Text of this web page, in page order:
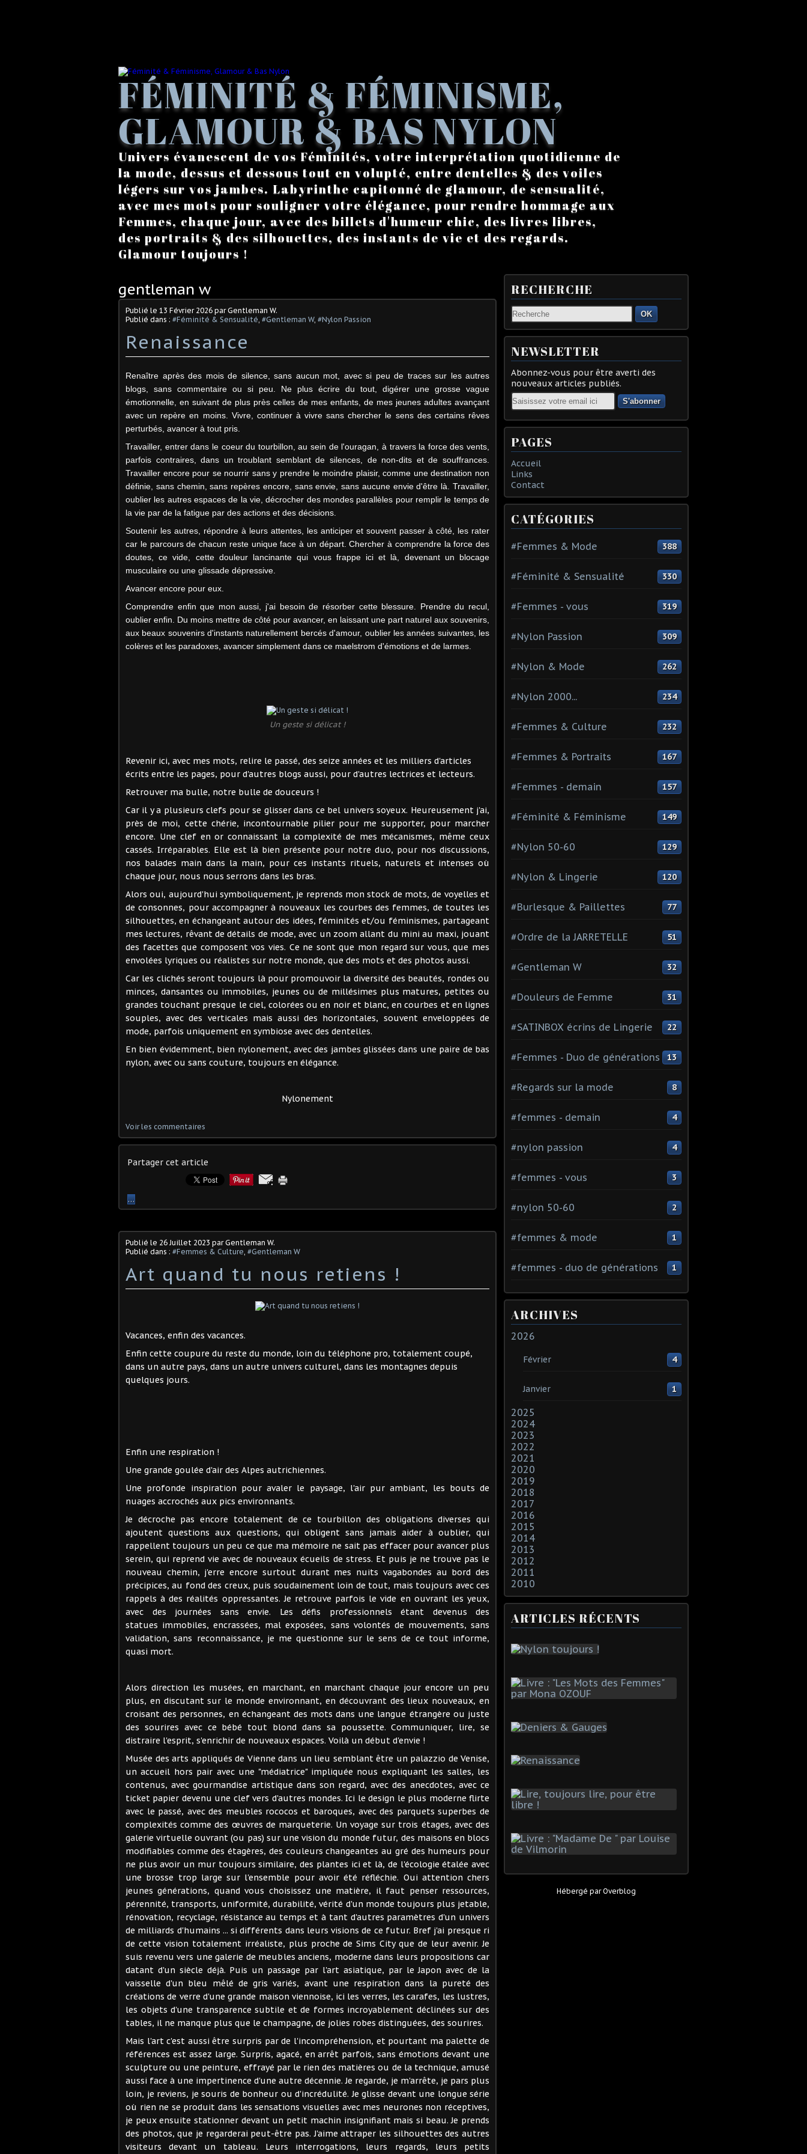
FÉMINITÉ & FÉMINISME,
GLAMOUR & BAS NYLON
Univers évanescent de vos Féminités, votre interprétation quotidienne de
la mode, dessus et dessous tout en volupté, entre dentelles & des voiles
légers sur vos jambes. Labyrinthe capitonné de glamour, de sensualité,
avec mes mots pour souligner votre élégance, pour rendre hommage aux
Femmes, chaque jour, avec des billets d'humeur chic, des livres libres,
des portraits & des silhouettes, des instants de vie et des regards.
Glamour toujours !
gentleman w
Publié le 13 Février 2026 par Gentleman W.
Publié dans : #Féminité & Sensualité #Gentleman W, #Nylon Passion
Renaissance
Renaître après des mois de silence, sans aucun mot, avec si peu de traces sur les autres
blogs, sans commentaire ou si peu. Ne plus écrire du tout, digérer une grosse vague
émotionnelle, en suivant de plus près celles de mes enfants, de mes jeunes adultes avançant
avec un repère en moins. Vivre, continuer à vivre sans chercher le sens des certains rêves
perturbés, avancer à tout pris.
Travailler, entrer dans le coeur du tourbillon, au sein de l'ouragan, à travers la force des vents,
parfois contraires, dans un troublant semblant de silences, de non-dits et de souffrances.
Travailler encore pour se nourrir sans y prendre le moindre plaisir, comme une destination non
définie, sans chemin, sans repères encore, sans envie, sans aucune envie d'être là. Travailler,
oublier les autres espaces de la vie, décrocher des mondes parallèles pour remplir le temps de
la vie par de la fatigue par des actions et des décisions.
Soutenir les autres, répondre à leurs attentes, les anticiper et souvent passer à côté, les rater
car le parcours de chacun reste unique face à un départ. Chercher à comprendre la force des
doutes, ce vide, cette douleur lancinante qui vous frappe ici et là, devenant un blocage
musculaire ou une glissade dépressive.
Avancer encore pour eux.
Comprendre enfin que mon aussi, j'ai besoin de résorber cette blessure. Prendre du recul,
oublier enfin. Du moins mettre de côté pour avancer, en laissant une part naturel aux souvenirs,
aux beaux souvenirs d'instants naturellement bercés d'amour, oublier les années suivantes, les
colères et les paradoxes, avancer simplement dans ce maelstrom d'émotions et de larmes.
Un geste si délicat !
Revenir ici, avec mes mots, relire le passé, des seize années et les milliers d'articles
écrits entre les pages, pour d'autres blogs aussi, pour d'autres lectrices et lecteurs.
Retrouver ma bulle, notre bulle de douceurs !
Car il y a plusieurs clefs pour se glisser dans ce bel univers soyeux. Heureusement j'ai,
près de moi, cette chérie, incontournable pilier pour me supporter, pour marcher
encore. Une clef en or connaissant la complexité de mes mécanismes, même ceux
cassés. Irréparables. Elle est là bien présente pour notre duo, pour nos discussions,
nos balades main dans la main, pour ces instants rituels, naturels et intenses où
chaque jour, nous nous serrons dans les bras.
Alors oui, aujourd'hui symboliquement, je reprends mon stock de mots, de voyelles et
de consonnes, pour accompagner à nouveaux les courbes des femmes, de toutes les
silhouettes, en échangeant autour des idées, féminités et/ou féminismes, partageant
mes lectures, rêvant de détails de mode, avec un zoom allant du mini au maxi, jouant
des facettes que composent vos vies. Ce ne sont que mon regard sur vous, que mes
envolées lyriques ou réalistes sur notre monde, que des mots et des photos aussi.
Car les clichés seront toujours là pour promouvoir la diversité des beautés, rondes ou
minces, dansantes ou immobiles, jeunes ou de millésimes plus matures, petites ou
grandes touchant presque le ciel, colorées ou en noir et blanc, en courbes et en lignes
souples, avec des verticales mais aussi des horizontales, souvent enveloppées de
mode, parfois uniquement en symbiose avec des dentelles.
En bien évidemment, bien nylonement, avec des jambes glissées dans une paire de bas
nylon, avec ou sans couture, toujours en élégance.
Nylonement
Voir les commentaires
Partager cet article
…
Publié le 26 Juillet 2023 par Gentleman W.
Publié dans : #Femmes & Culture #Gentleman W
Art quand tu nous retiens !
Vacances, enfin des vacances.
Enfin cette coupure du reste du monde, loin du téléphone pro, totalement coupé,
dans un autre pays, dans un autre univers culturel, dans les montagnes depuis
quelques jours.
Enfin une respiration !
Une grande goulée d'air des Alpes autrichiennes.
Une profonde inspiration pour avaler le paysage, l'air pur ambiant, les bouts de
nuages accrochés aux pics environnants.
Je décroche pas encore totalement de ce tourbillon des obligations diverses qui
ajoutent questions aux questions, qui obligent sans jamais aider à oublier, qui
rappellent toujours un peu ce que ma mémoire ne sait pas effacer pour avancer plus
serein, qui reprend vie avec de nouveaux écueils de stress. Et puis je ne trouve pas le
nouveau chemin, j'erre encore surtout durant mes nuits vagabondes au bord des
précipices, au fond des creux, puis soudainement loin de tout, mais toujours avec ces
rappels à des réalités oppressantes. Je retrouve parfois le vide en ouvrant les yeux,
avec des journées sans envie. Les défis professionnels étant devenus des
statues immobiles, encrassées, mal exposées, sans volontés de mouvements, sans
validation, sans reconnaissance, je me questionne sur le sens de ce tout informe,
quasi mort.
Alors direction les musées, en marchant, en marchant chaque jour encore un peu
plus, en discutant sur le monde environnant, en découvrant des lieux nouveaux, en
croisant des personnes, en échangeant des mots dans une langue étrangère ou juste
des sourires avec ce bébé tout blond dans sa poussette. Communiquer, lire, se
distraire l'esprit, s'enrichir de nouveaux espaces. Voilà un début d'envie !
Musée des arts appliqués de Vienne dans un lieu semblant être un palazzio de Venise,
un accueil hors pair avec une "médiatrice" impliquée nous expliquant les salles, les
contenus, avec gourmandise artistique dans son regard, avec des anecdotes, avec ce
ticket papier devenu une clef vers d'autres mondes. Ici le design le plus moderne flirte
avec le passé, avec des meubles rococos et baroques, avec des parquets superbes de
complexités comme des œuvres de marqueterie. Un voyage sur trois étages, avec des
galerie virtuelle ouvrant (ou pas) sur une vision du monde futur, des maisons en blocs
modifiables comme des étagères, des couleurs changeantes au gré des humeurs pour
ne plus avoir un mur toujours similaire, des plantes ici et là, de l'écologie étalée avec
une brosse trop large sur l'ensemble pour avoir été réfléchie. Oui attention chers
jeunes générations, quand vous choisissez une matière, il faut penser ressources,
pérennité, transports, uniformité, durabilité, vérité d'un monde toujours plus jetable,
rénovation, recyclage, résistance au temps et à tant d'autres paramètres d'un univers
de milliards d'humains ... si différents dans leurs visions de ce futur. Bref j'ai presque ri
de cette vision totalement irréaliste, plus proche de Sims City que de leur avenir. Je
suis revenu vers une galerie de meubles anciens, moderne dans leurs propositions car
datant d'un siècle déjà. Puis un passage par l'art asiatique, par le Japon avec de la
vaisselle d'un bleu mêlé de gris variés, avant une respiration dans la pureté des
créations de verre d'une grande maison viennoise, ici les verres, les carafes, les lustres,
les objets d'une transparence subtile et de formes incroyablement déclinées sur des
tables, il ne manque plus que le champagne, de jolies robes distinguées, des sourires.
Mais l'art c'est aussi être surpris par de l'incompréhension, et pourtant ma palette de
références est assez large. Surpris, agacé, en arrêt parfois, sans émotions devant une
sculpture ou une peinture, effrayé par le rien des matières ou de la technique, amusé
aussi face à une impertinence d'une autre décennie. Je regarde, je m'arrête, je pars plus
loin, je reviens, je souris de bonheur ou d'incrédulité. Je glisse devant une longue série
où rien ne se produit dans les sensations visuelles avec mes neurones non réceptives,
je peux ensuite stationner devant un petit machin insignifiant mais si beau. Je prends
des photos, que je regarderai peut-être pas. J'aime attraper les silhouettes des autres
visiteurs devant un tableau. Leurs interrogations, leurs regards, leurs petits
RECHERCHE
OK
NEWSLETTER
Abonnez-vous pour être averti des
nouveaux articles publiés.
Email
PAGES
Accueil
Links
Contact
CATÉGORIES
#Femmes & Mode 388
#Féminité & Sensualité 330
#Femmes - vous 319
#Nylon Passion 309
#Nylon & Mode 262
#Nylon 2000... 234
#Femmes & Culture 232
#Femmes & Portraits 167
#Femmes - demain 157
#Féminité & Féminisme 149
#Nylon 50-60 129
#Nylon & Lingerie 120
#Burlesque & Paillettes 77
#Ordre de la JARRETELLE 51
#Gentleman W 32
#Douleurs de Femme 31
#SATINBOX écrins de Lingerie 22
#Femmes - Duo de générations 13
#Regards sur la mode 8
#femmes - demain 4
#nylon passion 4
#femmes - vous 3
#nylon 50-60 2
#femmes & mode 1
#femmes - duo de générations 1
ARCHIVES
2026
Février 4
Janvier 1
2025
2024
2023
2022
2021
2020
2019
2018
2017
2016
2015
2014
2013
2012
2011
2010
ARTICLES RÉCENTS
Hébergé parOverblog